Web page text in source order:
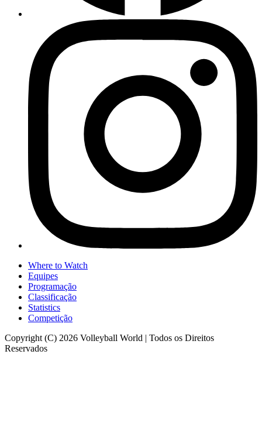
Where to Watch
Equipes
Programação
Classificação
Statistics
Competição
Copyright (C) 2026 Volleyball World | Todos os Direitos
Reservados